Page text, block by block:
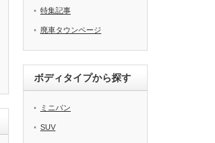
特集記事
廃車タウンページ
ボディタイプから探す
ミニバン
SUV